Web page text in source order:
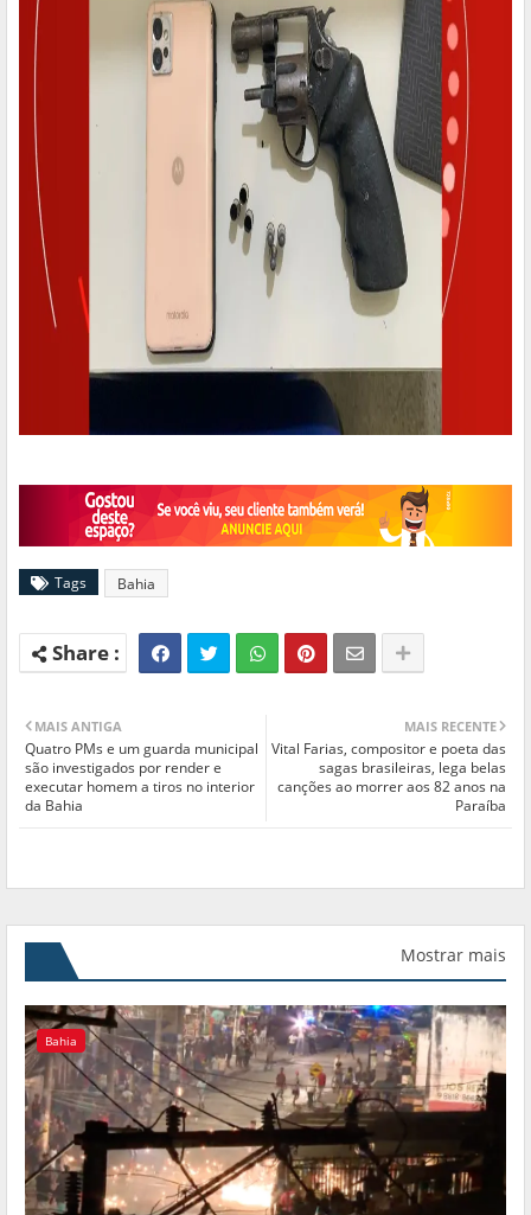
Tags Bahia
MAIS RECENTE
Vital Farias, compositor e poeta das
sagas brasileiras, lega belas
canções ao morrer aos 82 anos na
Paraíba
MAIS ANTIGA
Quatro PMs e um guarda municipal
são investigados por render e
executar homem a tiros no interior
da Bahia
Mostrar mais
Bahia